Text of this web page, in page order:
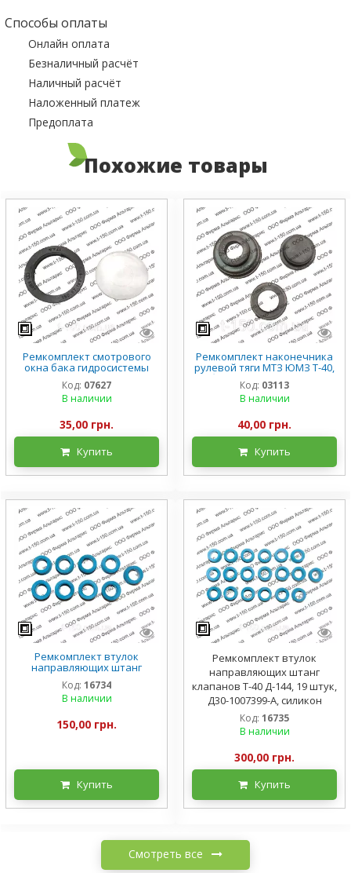
Способы оплаты
Онлайн оплата
Безналичный расчёт
Наличный расчёт
Наложенный платеж
Предоплата
Похожие товары
Ремкомплект смотрового
окна бака гидросистемы
Т-150, не полный, 150.57.181-1
Код: 07627
В наличии
35,00 грн.
Купить
Ремкомплект наконечника
рулевой тяги МТЗ ЮМЗ Т-40,
без пальца, А35.32.002
Код: 03113
В наличии
40,00 грн.
Купить
Ремкомплект втулок
направляющих штанг
клапанов Т-16/25 Д-21, 9
штук, Д30-1007399, силикон
Код: 16734
В наличии
150,00 грн.
Купить
Ремкомплект втулок
направляющих штанг
клапанов Т-40 Д-144, 19 штук,
Д30-1007399-А, силикон
Код: 16735
В наличии
300,00 грн.
Купить
Смотреть все